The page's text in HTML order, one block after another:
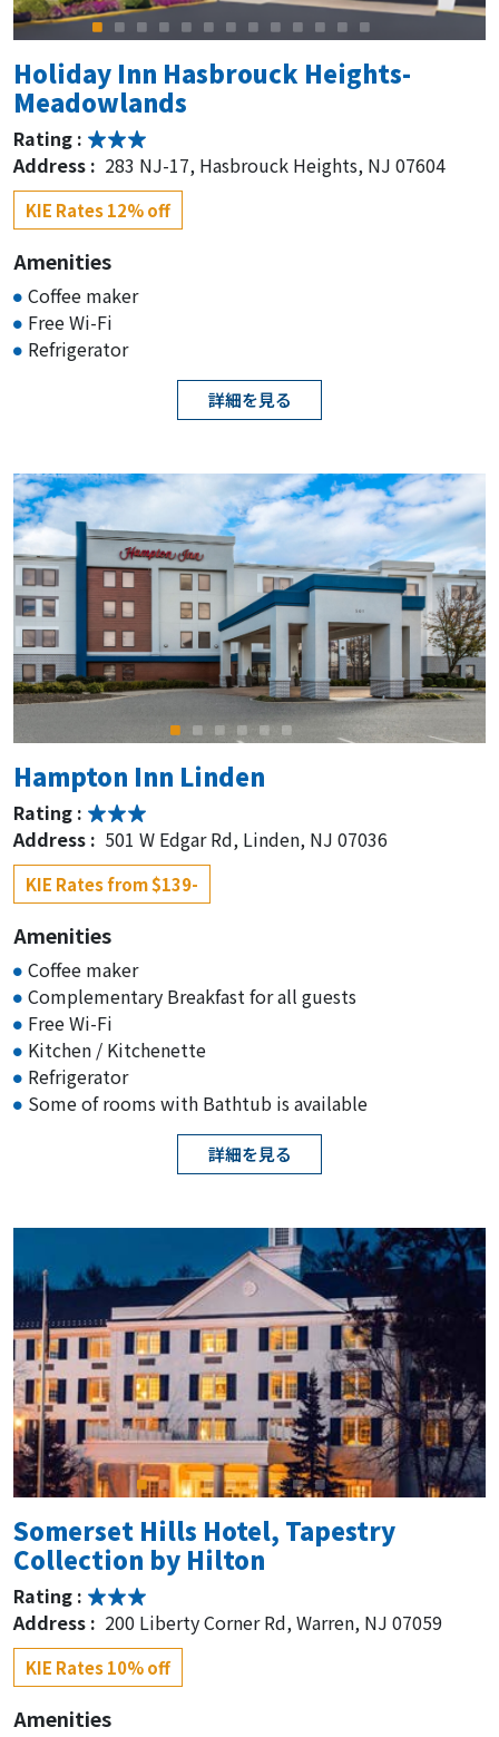
KIE Rates from $149-
Hyatt Place Fort Lee / George
Washington Bridge
Rating :
Address :2167 Rte 4 E, Fort Lee, NJ 07024
Home2 Suites By Hilton Hasbrouck
Heights
377 NJ-17, Hasbrouck Heights, NJ 07604
Homewood Suites by Hilton
Teaneck Glenpointe
Rating :
Address : One Glenwood Ave Suite A, Teaneck, NJ
07666
KIE Rates 15% off
Crowne Plaza Englewood
Rating :
Address :401 S Van Brunt St, Englewood, NJ 07631
KIE Rates 17% off
Holiday Inn Hasbrouck Heights-
Meadowlands
Rating :
Address : 283 NJ-17, Hasbrouck Heights, NJ 07604
KIE Rates 12% off
Amenities
Coffee maker
Free Wi-Fi
Refrigerator
詳細を見る
Hampton Inn Linden
Rating :
Address : 501 W Edgar Rd, Linden, NJ 07036
KIE Rates from $139-
Amenities
Coffee maker
Complementary Breakfast for all guests
Free Wi-Fi
Kitchen / Kitchenette
Refrigerator
Some of rooms with Bathtub is available
詳細を見る
Somerset Hills Hotel, Tapestry
Collection by Hilton
Rating :
Address : 200 Liberty Corner Rd, Warren, NJ 07059
KIE Rates 10% off
Amenities